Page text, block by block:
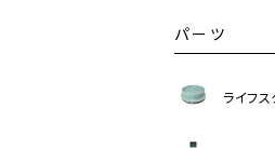
パーツ
ライフス